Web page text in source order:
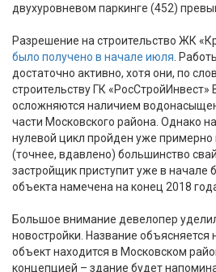
двухуровневом паркинге (452)
Разрешение на строительство ЖК
было получено в начале июля .
достаточно активно, хотя они, по
строительству ГК «РосСтройИнвест»
осложняются наличием
части Московского района. Однако
нулевой цикл пройден уже примерно
(точнее, вдавлено) большинство
застройщик приступит уже в начале
объекта намечена на конец 2018
Большое внимание девелопер
новостройки. Название объясняется
объект находится в Московском
концепцией – здание будет